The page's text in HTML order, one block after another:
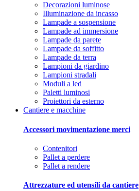
Decorazioni luminose
Illuminazione da incasso
Lampade a sospensione
Lampade ad immersione
Lampade da parete
Lampade da soffitto
Lampade da terra
Lampioni da giardino
Lampioni stradali
Moduli a led
Paletti luminosi
Proiettori da esterno
Cantiere e macchine
Accessori movimentazione merci
Contenitori
Pallet a perdere
Pallet a rendere
Attrezzature ed utensili da cantiere